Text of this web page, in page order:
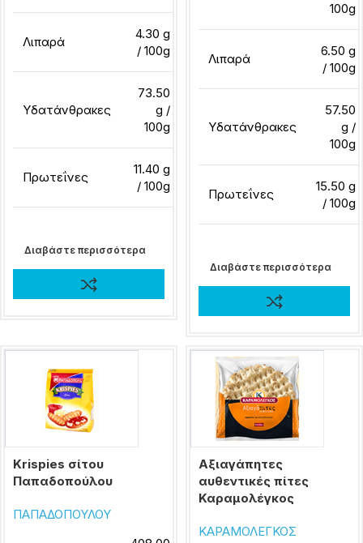
Λιπαρά
4.30 g
/ 100g
Υδατάνθρακες
73.50
g /
100g
Πρωτεΐνες
11.40 g
/ 100g
Διαβάστε περισσότερα
100g
Λιπαρά
6.50 g
/ 100g
Υδατάνθρακες
57.50
g /
100g
Πρωτεΐνες
15.50 g
/ 100g
Διαβάστε περισσότερα
Krispies σίτου
Παπαδοπούλου
ΠΑΠΑΔΟΠΟΥΛΟΥ
Αξιαγάπητες
αυθεντικές πίτες
Καραμολέγκος
ΚΑΡΑΜΟΛΕΓΚΟΣ